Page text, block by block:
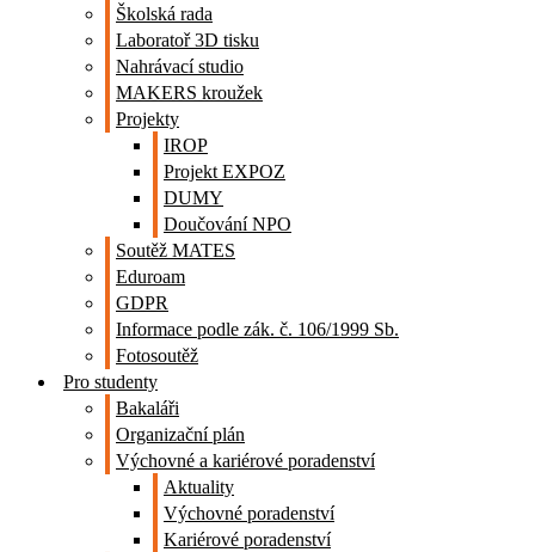
Školská rada
Laboratoř 3D tisku
Nahrávací studio
MAKERS kroužek
Projekty
IROP
Projekt EXPOZ
DUMY
Doučování NPO
Soutěž MATES
Eduroam
GDPR
Informace podle zák. č. 106/1999 Sb.
Fotosoutěž
Pro studenty
Bakaláři
Organizační plán
Výchovné a kariérové poradenství
Aktuality
Výchovné poradenství
Kariérové poradenství